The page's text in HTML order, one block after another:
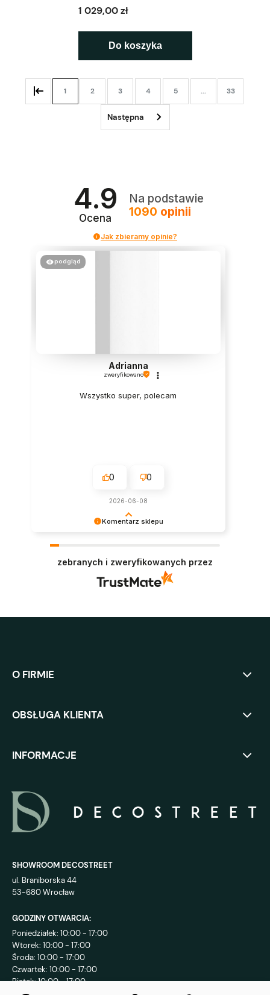
1 029,00 zł
Do koszyka
1 2 3 4 5 ... 33
4.9
Ocena
Na podstawie
1090 opinii
Jak zbieramy opinie?
Komentarz sklepu
podgląd
Adrianna
zweryfikowano
Wszystko super, polecam
0 0
2026-06-08
zebranych i zweryfikowanych przez
O FIRMIE
OBSŁUGA KLIENTA
INFORMACJE
SHOWROOM DECOSTREET
ul. Braniborska 44
53-680 Wrocław
GODZINY OTWARCIA:
Poniedziałek: 10:00 - 17:00
Wtorek: 10:00 - 17:00
Środa: 10:00 - 17:00
Czwartek: 10:00 - 17:00
Piątek: 10:00 - 17:00